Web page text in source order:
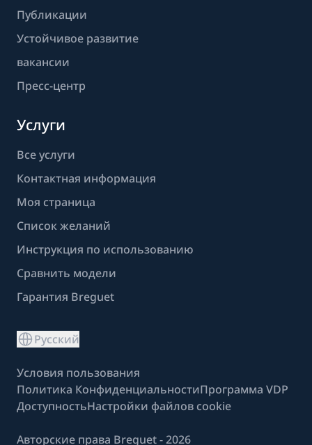
Публикации
Устойчивое развитие
вакансии
Пресс-центр
Услуги
Все услуги
Контактная информация
Моя страница
Список желаний
Инструкция по использованию
Сравнить модели
Гарантия Breguet
Русский
Условия пользования
Политика КонфиденциальностиПрограмма VDP
ДоступностьНастройки файлов cookie
Авторские права Breguet - 2026